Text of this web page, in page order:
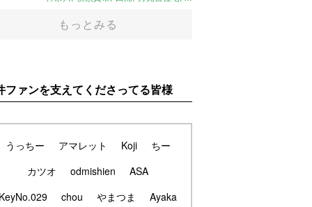
もっとみる
ファンを支えてくださってる皆様
うっちー アマレット Koji
ちー
カツオ
odmishien
ASA
chou やまつま
Ayaka